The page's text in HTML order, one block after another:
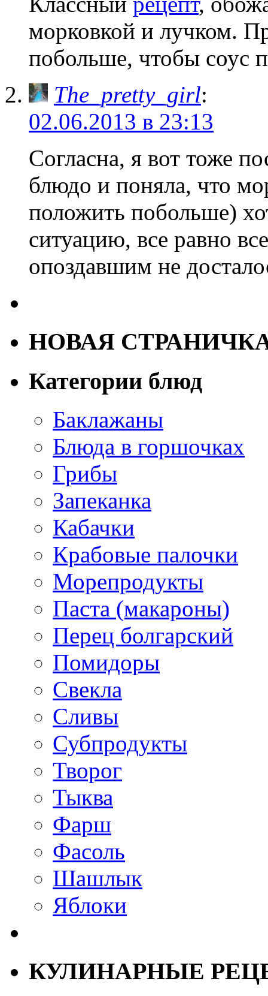
морковкой и лучком.
побольше, чтобы соус
The_pretty_girl:
02.06.2013 в 23:13
Согласна, я вот тоже
блюдо и поняла, что
положить побольше)
ситуацию, все равно
опоздавшим не
НОВАЯ
Категории блюд
Баклажаны
Блюда в горшочках
Грибы
Запеканка
Кабачки
Крабовые палочки
Морепродукты
Паста (макароны)
Перец болгарский
Помидоры
Свекла
Сливы
Субпродукты
Творог
Тыква
Фарш
Фасоль
Шашлык
Яблоки
КУЛИНАРНЫЕ